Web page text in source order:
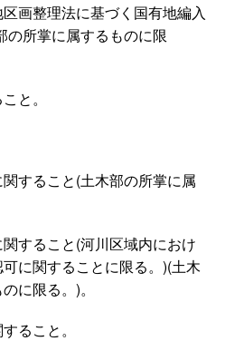
画整理法に基づく国有地編入
の所掌に属するものに限
と。
すること(土木部の所掌に属
すること(河川区域内におけ
に関することに限る。)(土木
に限る。)。
ること。